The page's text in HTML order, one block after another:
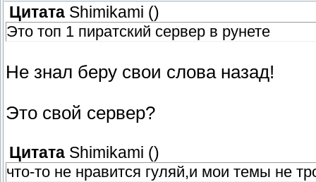
Цитата Shimikami ()
Это топ 1 пиратский сервер в рунете
Не знал беру свои слова назад!
Это свой сервер?
Цитата Shimikami ()
что-то не нравится гуляй,и мои темы не